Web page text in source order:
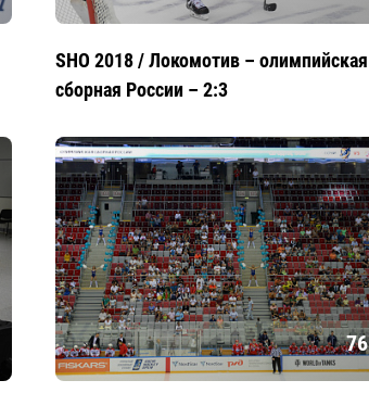
SHO 2018 / Локомотив – олимпийская
сборная России – 2:3
76